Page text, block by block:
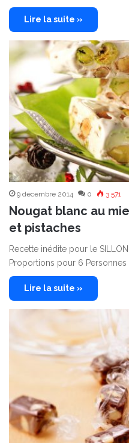
Lire la suite »
9 décembre 2014 0 3 571
Nougat blanc au
et pistaches
Recette inédite pour le
Proportions pour 6 Personnes
Lire la suite »